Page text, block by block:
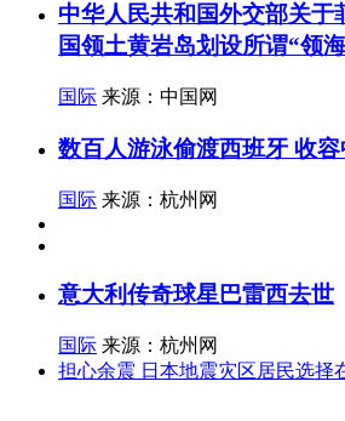
中华人民共和国外交部关于
国领土黄岩岛划设所谓“领
国际 来源：中国网
数百人游泳偷渡西班牙 收
国际 来源：杭州网
意大利传奇球星巴雷西去世
国际 来源：杭州网
担心余震 日本地震灾区居民选择